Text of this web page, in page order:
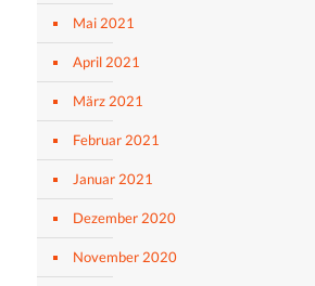
Mai 2021
April 2021
März 2021
Februar 2021
Januar 2021
Dezember 2020
November 2020